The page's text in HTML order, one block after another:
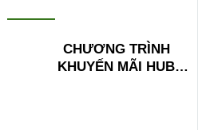
CHƯƠNG TRÌNH
KHUYẾN MÃI HUB